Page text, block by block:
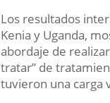
Los resultados
Kenia y Uganda,
abordaje de
tratar” de
tuvieron una carga